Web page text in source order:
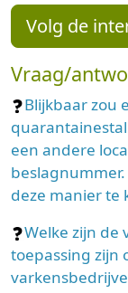
Volg de
Vraag/
Blijkbaar zou
een andere
deze manier te
Welke zijn de
toepassing zijn